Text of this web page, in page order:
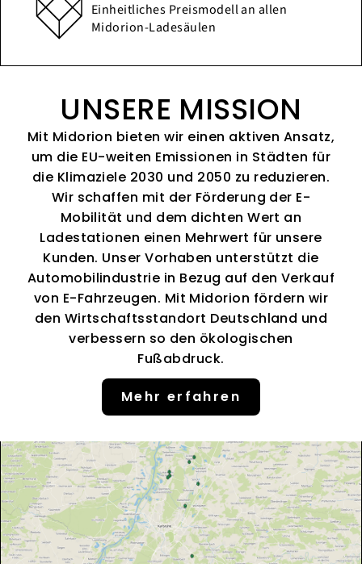
Einheitliches Preismodell an allen
Midorion-Ladesäulen
UNSERE MISSION
Mit Midorion bieten wir einen aktiven Ansatz,
um die EU-weiten Emissionen in Städten für
die Klimaziele 2030 und 2050 zu reduzieren.
Wir schaffen mit der Förderung der E-
Mobilität und dem dichten Wert an
Ladestationen einen Mehrwert für unsere
Kunden. Unser Vorhaben unterstützt die
Automobilindustrie in Bezug auf den Verkauf
von E-Fahrzeugen. Mit Midorion fördern wir
den Wirtschaftsstandort Deutschland und
verbessern so den ökologischen
Fußabdruck.
Mehr erfahren